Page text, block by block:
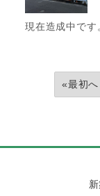
現在造成中です
«最初へ